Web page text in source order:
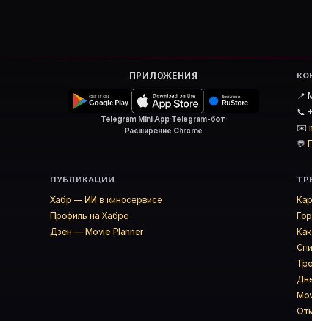
ПРИЛОЖЕНИЯ
Telegram Mini App·Telegram-бот·
Расширение Chrome
📍
📞
✉️
💬
ПУБЛИКАЦИИ
Хабр — ИИ в киносервисе
Профиль на Хабре
Дзен — Movie Planner